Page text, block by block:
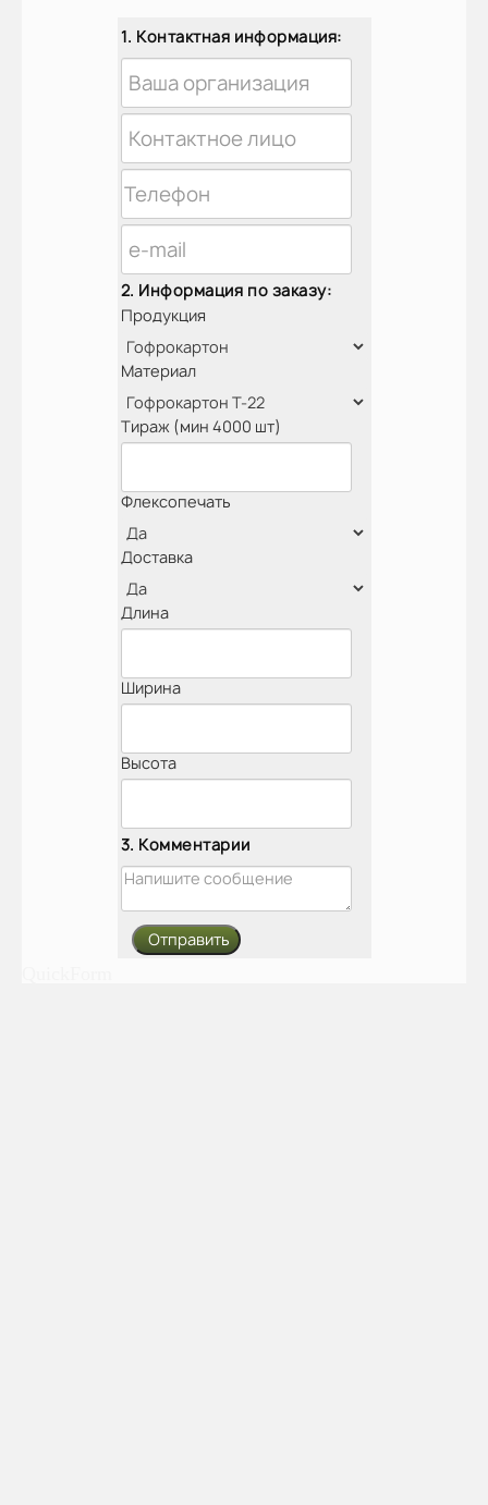
1. Контактная информация:
2. Информация по заказу:
Продукция
Материал
Тираж (мин 4000 шт)
Флексопечать
Доставка
Длина
Ширина
Высота
3. Комментарии